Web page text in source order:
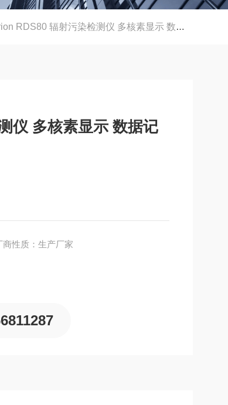
RDS80 辐射污染检测仪 多核素显示 数据记录
仪 多核素显示 数据记
商性质：生产厂家